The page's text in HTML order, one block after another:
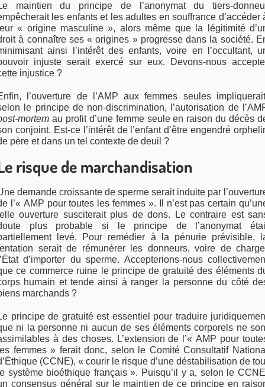
maintien du principe de l’anonymat du tiers-
les enfants et les adultes en souffrance d’accéder
« origine masculine », alors même que la légitimité
à connaître ses « origines » progresse dans la société.
ainsi l’intérêt des enfants, voire en l’occultant,
injuste serait exercé sur eux. Devons-nous
injustice ?
l’ouverture de l’AMP aux femmes seules
le principe de non-discrimination, l’autorisation de
mortem au profit d’une femme seule en raison du décès
conjoint. Est-ce l’intérêt de l’enfant d’être engendré
père et dans un tel contexte de deuil ?
risque de marchandisation
demande croissante de sperme serait induite par
l’« AMP pour toutes les femmes ». Il n’est pas certain
ouverture susciterait plus de dons. Le contraire est
plus probable si le principe de l’anonymat
levé. Pour remédier à la pénurie prévisible,
serait de rémunérer les donneurs, voire de
d’importer du sperme. Accepterions-nous
ce commerce ruine le principe de gratuité des éléments
humain et tende ainsi à ranger la personne du côté
marchands ?
principe de gratuité est essentiel pour traduire
ni la personne ni aucun de ses éléments corporels ne
à des choses. L’extension de l’« AMP pour
femmes » ferait donc, selon le Comité Consultatif
(CCNE), « courir le risque d’une déstabilisation de
système bioéthique français ». Puisqu’il y a, selon le
consensus général sur le maintien de ce principe en